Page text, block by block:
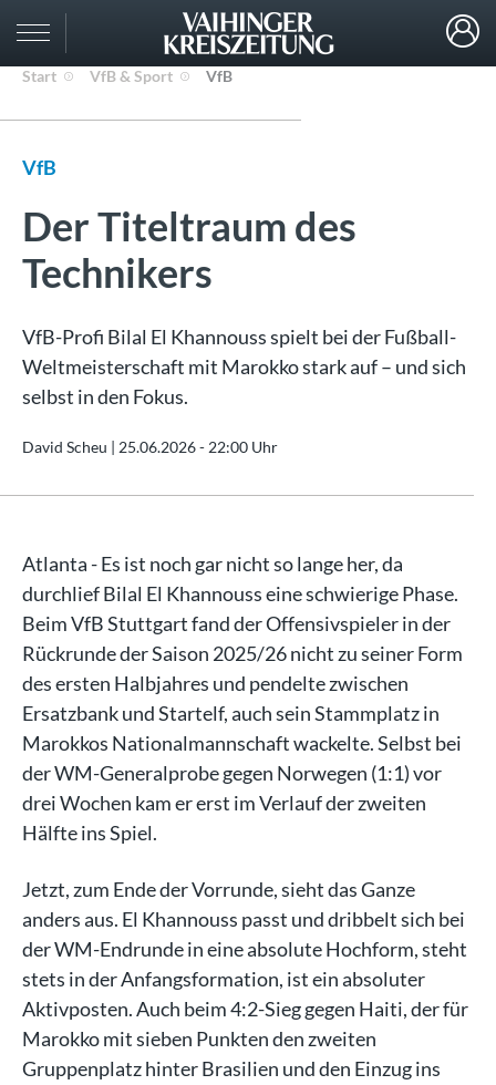
Start VfB & Sport VfB
VfB
Der Titeltraum des
Technikers
VfB-Profi Bilal El Khannouss spielt bei der Fußball-
Weltmeisterschaft mit Marokko stark auf – und sich
selbst in den Fokus.
David Scheu | 25.06.2026 - 22:00 Uhr
Atlanta - Es ist noch gar nicht so lange her, da
durchlief Bilal El Khannouss eine schwierige Phase.
Beim VfB Stuttgart fand der Offensivspieler in der
Rückrunde der Saison 2025/26 nicht zu seiner Form
des ersten Halbjahres und pendelte zwischen
Ersatzbank und Startelf, auch sein Stammplatz in
Marokkos Nationalmannschaft wackelte. Selbst bei
der WM-Generalprobe gegen Norwegen (1:1) vor
drei Wochen kam er erst im Verlauf der zweiten
Hälfte ins Spiel.
Jetzt, zum Ende der Vorrunde, sieht das Ganze
anders aus. El Khannouss passt und dribbelt sich bei
der WM-Endrunde in eine absolute Hochform, steht
stets in der Anfangsformation, ist ein absoluter
Aktivposten. Auch beim 4:2-Sieg gegen Haiti, der für
Marokko mit sieben Punkten den zweiten
Gruppenplatz hinter Brasilien und den Einzug ins